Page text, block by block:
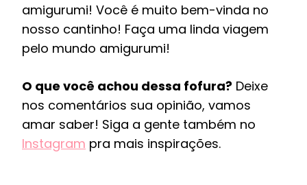
amigurumi! Você é muito bem-vinda no
nosso cantinho! Faça uma linda viagem
pelo mundo amigurumi!
O que você achou dessa fofura? Deixe
nos comentários sua opinião, vamos
amar saber! Siga a gente também no
Instagram pra mais inspirações.